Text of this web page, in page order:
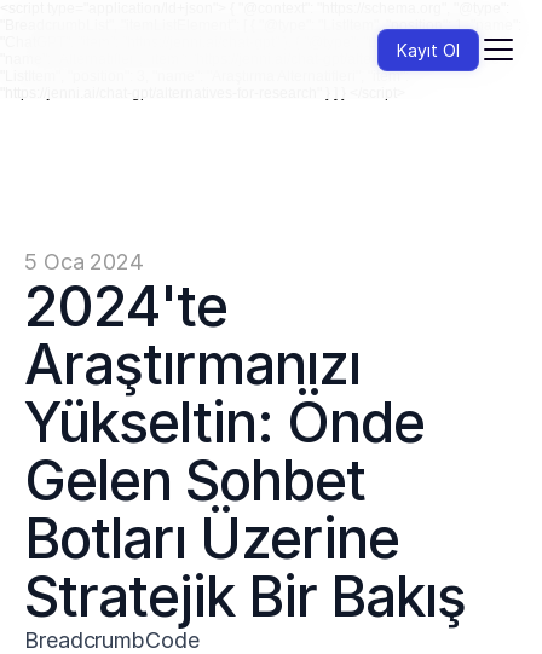
"BreadcrumbList", "itemListElement": [ { "@type": "ListItem", "position": 1, "name":
"ChatGPT", "item": "https://jenni.ai/chat-gpt" }, { "@type": "ListItem", "position": 2,
"name": "Alternatifler", "item": "https://jenni.ai/chat-gpt/alternatives" }, { "@type":
"ListItem", "position": 3, "name": "Araştırma Alternatifleri", "item":
5 Oca 2024
2024'te
Araştırmanızı
Yükseltin: Önde
Gelen Sohbet
Botları Üzerine
Stratejik Bir Bakış
BreadcrumbCode
Kayıt Ol